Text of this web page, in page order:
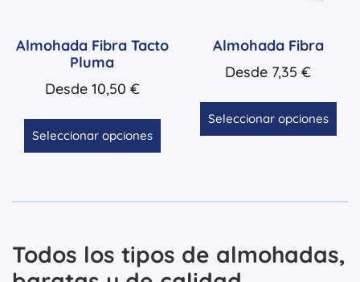
Almohada Fibra Tacto
Pluma
Desde 10,50 €
Seleccionar opciones
Almohada Fibra
Desde 7,35 €
Seleccionar opciones
Todos los tipos de almohadas,